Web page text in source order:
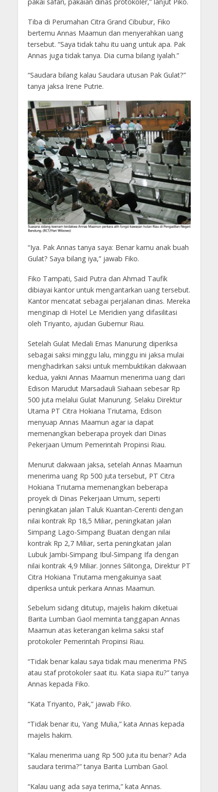
Tiba di Perumahan Citra Grand Cibubur, Fiko
bertemu Annas Maamun dan menyerahkan uang
tersebut. “Saya tidak tahu itu uang untuk apa. Pak
Annas juga tidak tanya. Dia cuma bilang iyalah.”
“Saudara bilang kalau Saudara utusan Pak Gulat?”
tanya jaksa Irene Putrie.
“Iya. Pak Annas tanya saya: Benar kamu anak buah
Gulat? Saya bilang iya,” jawab Fiko.
Fiko Tampati, Said Putra dan Ahmad Taufik
dibiayai kantor untuk mengantarkan uang tersebut.
Kantor mencatat sebagai perjalanan dinas. Mereka
menginap di Hotel Le Meridien yang difasilitasi
oleh Triyanto, ajudan Gubernur Riau.
Setelah Gulat Medali Emas Manurung diperiksa
sebagai saksi minggu lalu, minggu ini jaksa mulai
menghadirkan saksi untuk membuktikan dakwaan
kedua, yakni Annas Maamun menerima uang dari
Edison Marudut Marsadauli Siahaan sebesar Rp
500 juta melalui Gulat Manurung. Selaku Direktur
Utama PT Citra Hokiana Triutama, Edison
menyuap Annas Maamun agar ia dapat
memenangkan beberapa proyek dari Dinas
Pekerjaan Umum Pemerintah Propinsi Riau.
Menurut dakwaan jaksa, setelah Annas Maamun
menerima uang Rp 500 juta tersebut, PT Citra
Hokiana Triutama memenangkan beberapa
proyek di Dinas Pekerjaan Umum, seperti
peningkatan jalan Taluk Kuantan-Cerenti dengan
nilai kontrak Rp 18,5 Miliar, peningkatan jalan
Simpang Lago-Simpang Buatan dengan nilai
kontrak Rp 2,7 Miliar, serta peningkatan jalan
Lubuk Jambi-Simpang Ibul-Simpang Ifa dengan
nilai kontrak 4,9 Miliar. Jonnes Silitonga, Direktur PT
Citra Hokiana Triutama mengakuinya saat
diperiksa untuk perkara Annas Maamun.
Sebelum sidang ditutup, majelis hakim diketuai
Barita Lumban Gaol meminta tanggapan Annas
Maamun atas keterangan kelima saksi staf
protokoler Pemerintah Propinsi Riau.
“Tidak benar kalau saya tidak mau menerima PNS
atau staf protokoler saat itu. Kata siapa itu?” tanya
Annas kepada Fiko.
“Kata Triyanto, Pak,” jawab Fiko.
“Tidak benar itu, Yang Mulia,” kata Annas kepada
majelis hakim.
“Kalau menerima uang Rp 500 juta itu benar? Ada
saudara terima?” tanya Barita Lumban Gaol.
“Kalau uang ada saya terima,” kata Annas.